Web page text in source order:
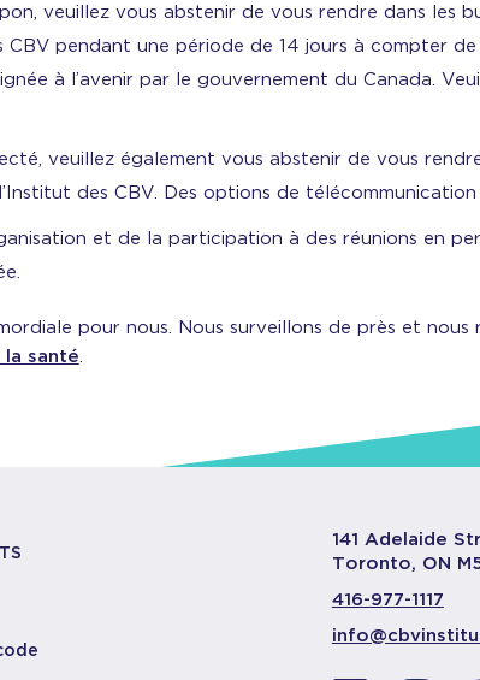
veuillez vous abstenir de vous rendre dans les
CBV pendant une période de 14 jours à compter
à l’avenir par le gouvernement du Canada.
veuillez également vous abstenir de vous
des CBV. Des options de
et de la participation à des réunions en
pour nous. Nous surveillons de près et nous
santé.
141 Adelaide
Toronto, ON
416-977-1117